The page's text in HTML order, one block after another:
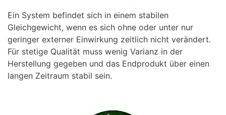
Ein System befindet sich in einem stabilen
Gleichgewicht, wenn es sich ohne oder unter nur
geringer externer Einwirkung zeitlich nicht verändert.
Für stetige Qualität muss wenig Varianz in der
Herstellung gegeben und das Endprodukt über einen
langen Zeitraum stabil sein.